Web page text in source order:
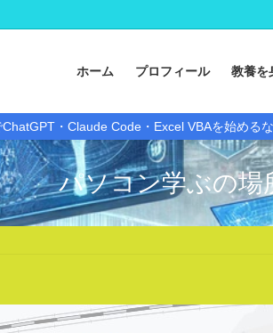
ホーム プロフィール 教養を
ChatGPT・Claude Code・Excel VBAを始める
パソコン学ぶの場